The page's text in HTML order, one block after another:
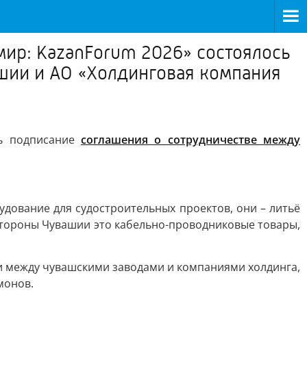
KazanForum 2026» состоялось
и АО «Холдинговая компания
подписание соглашения о сотрудничестве между
для судостроительных проектов, они – литьё
Чувашии это кабельно-проводниковые товары,
между чувашскими заводами и компаниями холдинга,